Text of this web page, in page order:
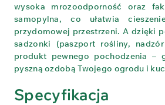
wysoka mrozoodporność oraz
samopylna, co ułatwia
przydomowej przestrzeni. A dzięki
sadzonki (paszport rośliny,
produkt pewnego pochodzenia –
pyszną ozdobą Twojego ogrodu i
Specyfikacja